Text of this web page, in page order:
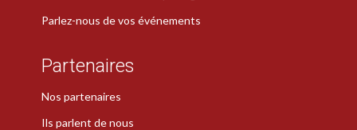
Parlez-nous de vos événements
Partenaires
Nos partenaires
Ils parlent de nous